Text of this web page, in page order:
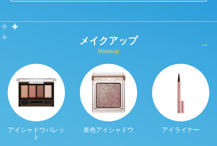
メイクアップ
Makeup
アイシャドウパレッ
ト
単色アイシャドウ アイライナー